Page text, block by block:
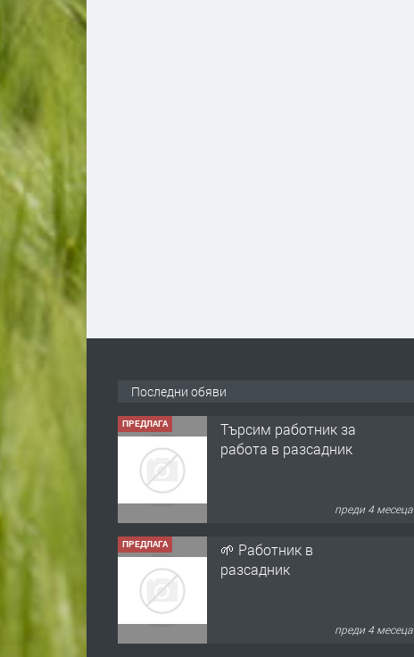
Последни обяви
ПРЕДЛАГА
Търсим работник за
работа в разсадник
преди 4 месеца
ПРЕДЛАГА
🌱 Работник в
разсадник
преди 4 месеца